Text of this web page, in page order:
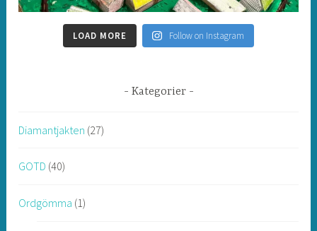
LOAD MORE Follow on Instagram
Kategorier
Diamantjakten (27)
GOTD (40)
Ordgömma (1)